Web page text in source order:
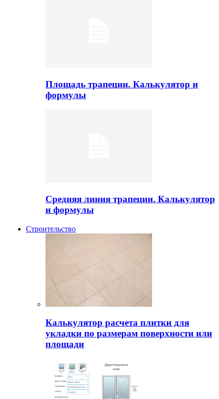
Площадь трапеции. Калькулятор и
формулы
Средняя линия трапеции. Калькулятор
и формулы
Строительство
Калькулятор расчета плитки для
укладки по размерам поверхности или
площади